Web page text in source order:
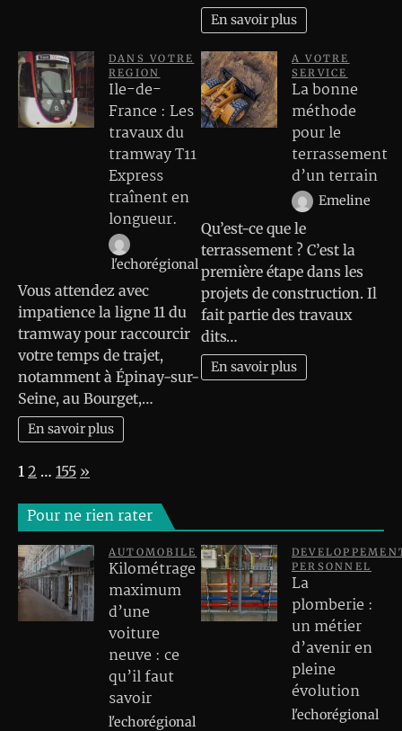
En savoir plus
DANS VOTRE
REGION
Ile-de-
France : Les
travaux du
tramway T11
Express
traînent en
longueur.
l'echorégional
Vous attendez avec
impatience la ligne 11 du
tramway pour raccourcir
votre temps de trajet,
notamment à Épinay-sur-
Seine, au Bourget,…
En savoir plus
A VOTRE
SERVICE
La bonne
méthode
pour le
terrassement
d’un terrain
Emeline
Qu’est-ce que le
terrassement ? C’est la
première étape dans les
projets de construction. Il
fait partie des travaux
dits…
En savoir plus
Page:
1 2 … 155 Next
»
Pour ne rien rater
AUTOMOBILE
Kilométrage
maximum
d’une
voiture
neuve : ce
qu’il faut
savoir
l'echorégional
PERSONNEL
La
plomberie :
un métier
d’avenir en
pleine
évolution
l'echorégional